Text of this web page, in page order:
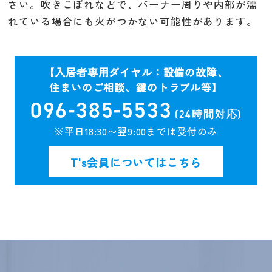
さい。吹きこぼれなどで、バーナー周りや内部が濡
れている場合にも火がつかない可能性があります。
【入居者専用ダイヤル：設備の故障、
住まいのご相談、鍵のトラブル等】
096-385-5533 (24時間対応)
※平日18:30〜翌9:00までは受付のみ
T's会員についてはこちら